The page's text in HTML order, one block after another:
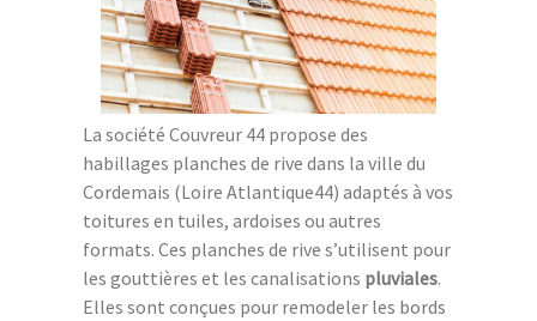
La société Couvreur 44 propose des
habillages planches de rive dans la ville du
Cordemais (Loire Atlantique44) adaptés à vos
toitures en tuiles, ardoises ou autres
formats. Ces planches de rive s’utilisent pour
les gouttières et les canalisations pluviales.
Elles sont conçues pour remodeler les bords